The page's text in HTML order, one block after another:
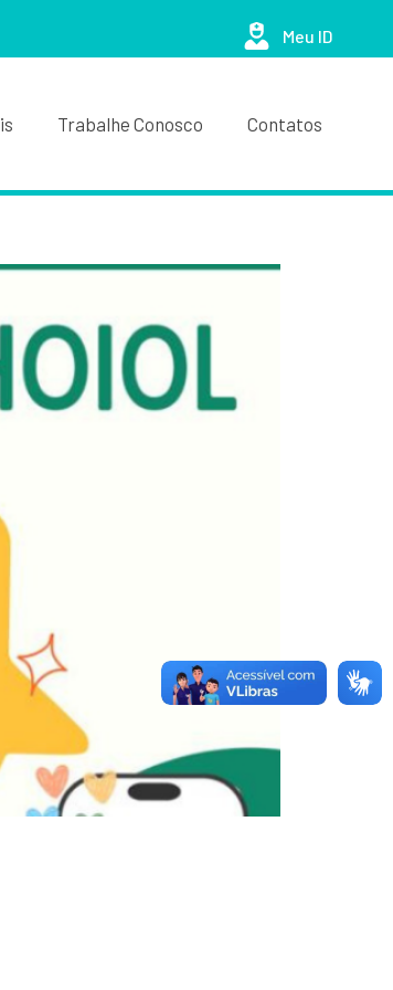
Meu ID
Trabalhe Conosco Contatos